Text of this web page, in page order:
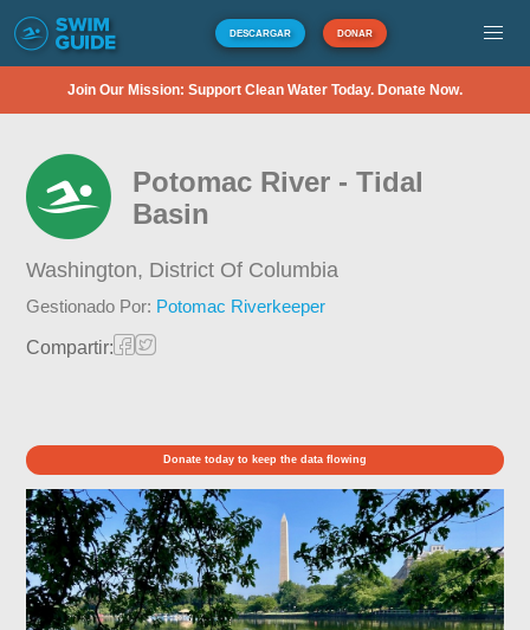
DESCARGAR DONAR
Join Our Mission: Support Clean Water Today. Donate Now.
Potomac River - Tidal
Basin
Washington, District Of Columbia
Gestionado Por: Potomac Riverkeeper
Compartir:
Donate today to keep the data flowing